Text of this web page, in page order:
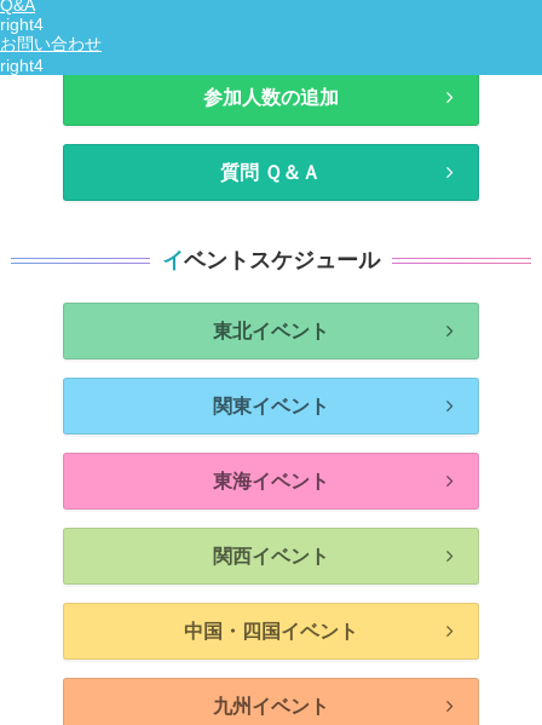
Q&A
お問い合わせ
参加人数の追加
質問 Ｑ＆Ａ
イベントスケジュール
東北イベント
関東イベント
東海イベント
関西イベント
中国・四国イベント
九州イベント